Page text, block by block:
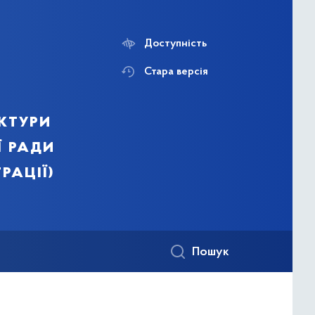
ради
Доступність
Стара версія
Пошук